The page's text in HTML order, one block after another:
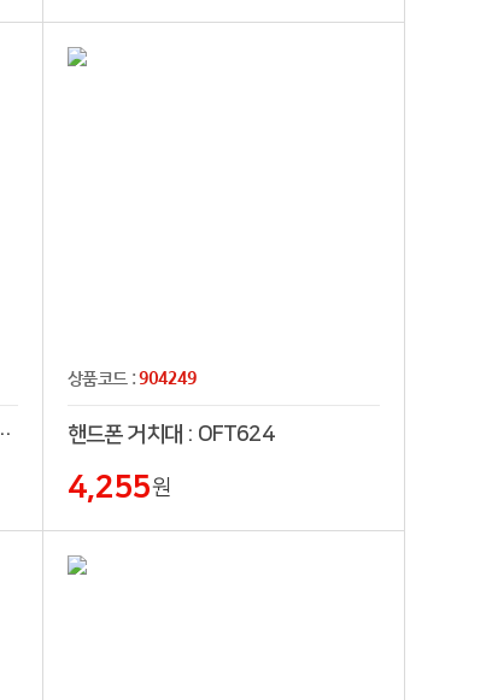
드 파워스탠드-X1
상품코드 :904249
핸드폰 거치대 : OFT624
4,255원